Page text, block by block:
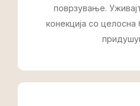
поврзување.
конекција со целосна